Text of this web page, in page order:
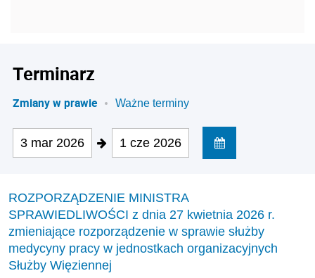
Terminarz
Zmiany w prawie Ważne terminy
3 mar 2026 1 cze 2026
ROZPORZĄDZENIE MINISTRA
SPRAWIEDLIWOŚCI z dnia 27 kwietnia 2026 r.
zmieniające rozporządzenie w sprawie służby
medycyny pracy w jednostkach organizacyjnych
Służby Więziennej